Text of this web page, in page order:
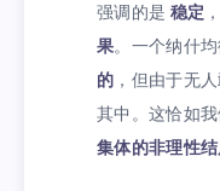
强调的是 稳定
果。一个纳什
的 ，但由于无
其中。这恰如
集体的非理性